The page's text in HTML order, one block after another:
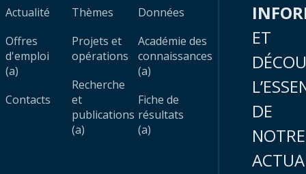
Actualité
Offres
d'emploi
(a)
Contacts
Thèmes
Projets et
opérations
Recherche
et
publications
(a)
Données
Académie des
connaissances
(a)
Fiche de
résultats
(a)
ET
DE
NOTRE